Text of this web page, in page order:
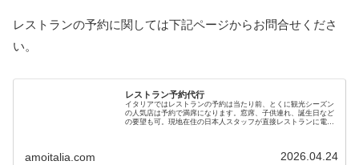
レストランの予約に関しては下記ページからお問合せくださ
い。
レストラン予約代行
イタリアではレストランの予約は当たり前、とくに観光シーズン
の人気店は予約で満席になります。窓席、子供連れ、誕生日など
の要望も可。現地在住の日本人スタッフが直接レストランに電話
amoitalia.com 2026.04.24